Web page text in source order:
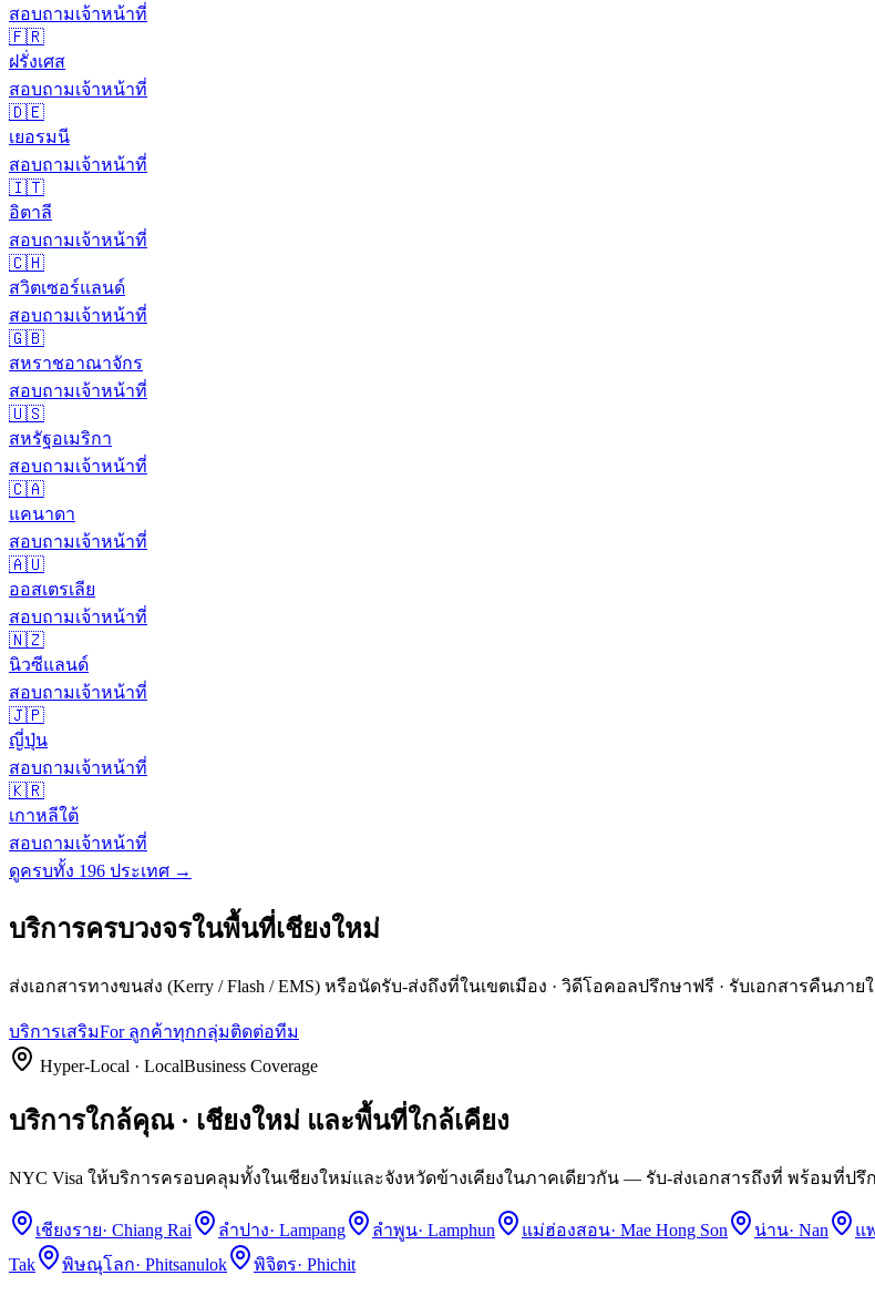
สอบถามเจ้าหน้าที่
🇫🇷
ฝรั่งเศส
สอบถามเจ้าหน้าที่
🇩🇪
เยอรมนี
สอบถามเจ้าหน้าที่
🇮🇹
อิตาลี
สอบถามเจ้าหน้าที่
🇨🇭
สวิตเซอร์แลนด์
สอบถามเจ้าหน้าที่
🇬🇧
สหราชอาณาจักร
สอบถามเจ้าหน้าที่
🇺🇸
สหรัฐอเมริกา
สอบถามเจ้าหน้าที่
🇨🇦
แคนาดา
สอบถามเจ้าหน้าที่
🇦🇺
ออสเตรเลีย
สอบถามเจ้าหน้าที่
🇳🇿
นิวซีแลนด์
สอบถามเจ้าหน้าที่
🇯🇵
ญี่ปุ่น
สอบถามเจ้าหน้าที่
🇰🇷
เกาหลีใต้
สอบถามเจ้าหน้าที่
ดูครบทั้ง 196 ประเทศ →
บริการครบวงจรในพื้นที่เชียงใหม่
ส่งเอกสารทางขนส่ง (Kerry / Flash / EMS) หรือนัดรับ-ส่งถึงที่ในเขตเมือง · วิดีโอคอลปรึกษาฟรี · รับเอกสารคืนภาย
บริการเสริมFor ลูกค้าทุกกลุ่มติดต่อทีม
Hyper-Local · LocalBusiness Coverage
บริการใกล้คุณ · เชียงใหม่ และพื้นที่ใกล้เคียง
NYC Visa ให้บริการครอบคลุมทั้งในเชียงใหม่และจังหวัดข้างเคียงในภาคเดียวกัน — รับ-ส่งเอกสารถึงที่ พร้อมที่ป
เชียงราย· Chiang Rai ลำปาง· Lampang ลำพูน· Lamphun แม่ฮ่องสอน· Mae Hong Son น่าน· Nan แ
Tak
พิษณุโลก· Phitsanulok พิจิตร· Phichit